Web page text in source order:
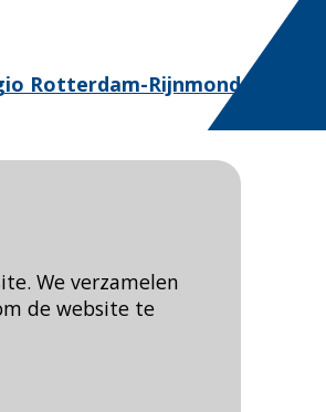
We verzamelen
de website te
Rotterdam-Rijnmond